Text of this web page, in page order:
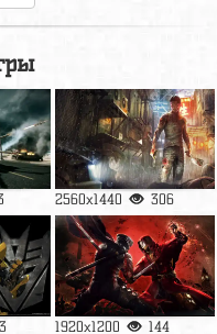
2560x1440 306
1920x1200 144